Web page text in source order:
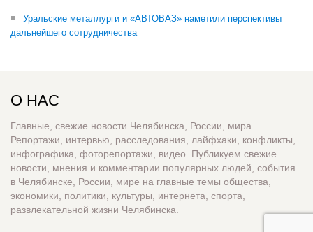
Уральские металлурги и «АВТОВАЗ» наметили перспективы
дальнейшего сотрудничества
О НАС
Главные, свежие новости Челябинска, России, мира.
Репортажи, интервью, расследования, лайфхаки, конфликты,
инфографика, фоторепортажи, видео. Публикуем свежие
новости, мнения и комментарии популярных людей, события
в Челябинске, России, мире на главные темы общества,
экономики, политики, культуры, интернета, спорта,
развлекательной жизни Челябинска.